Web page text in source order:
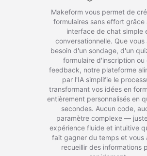
Makeform vous permet de
formulaires sans effort grâce
interface de chat simple
conversationnelle. Que vous
besoin d'un sondage, d'un
formulaire d'inscription ou
feedback, notre plateforme
par l'IA simplifie le
transformant vos idées en
entièrement personnalisés en
secondes. Aucun code,
paramètre complexe —
expérience fluide et intuitive
fait gagner du temps et vous
recueillir des informations